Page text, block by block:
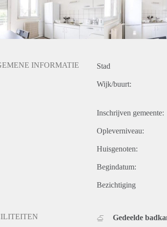
INFORMATIE Stad
Wijk/buurt:
Inschrijven gemeente:
Opleverniveau:
Huisgenoten:
Begindatum:
Bezichtiging
Gedeelde